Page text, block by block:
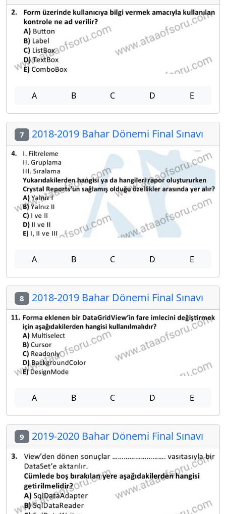
A B C D E
7 2018-2019 Bahar Dönemi Final Sınavı
A B C D E
8 2018-2019 Bahar Dönemi Final Sınavı
A B C D E
9 2019-2020 Bahar Dönemi Final Sınavı